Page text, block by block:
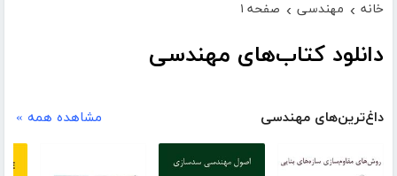
خانه › مهندسی › صفحه ۱
دانلود کتاب‌های مهندسی
داغ‌ترین‌های مهندسی مشاهده همه »